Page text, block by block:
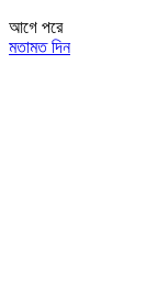
আগে পরে
মতামত দিন